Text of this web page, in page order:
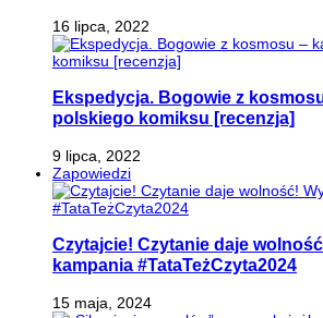
16 lipca, 2022
Ekspedycja. Bogowie z
polskiego komiksu [recenzja]
9 lipca, 2022
Zapowiedzi
Czytajcie! Czytanie daje
kampania #TataTeżCzyta2024
15 maja, 2024